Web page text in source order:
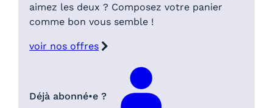
aimez les deux ? Composez votre panier
comme bon vous semble !
voir nos offres
Déjà abonné•e ?